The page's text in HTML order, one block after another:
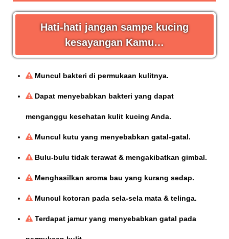
Hati-hati jangan sampe kucing
kesayangan Kamu…
Muncul bakteri di permukaan kulitnya.
Dapat menyebabkan bakteri yang dapat
menganggu kesehatan kulit kucing Anda.
Muncul kutu yang menyebabkan gatal-gatal.
Bulu-bulu tidak terawat & mengakibatkan gimbal.
Menghasilkan aroma bau yang kurang sedap.
Muncul kotoran pada sela-sela mata & telinga.
Terdapat jamur yang menyebabkan gatal pada